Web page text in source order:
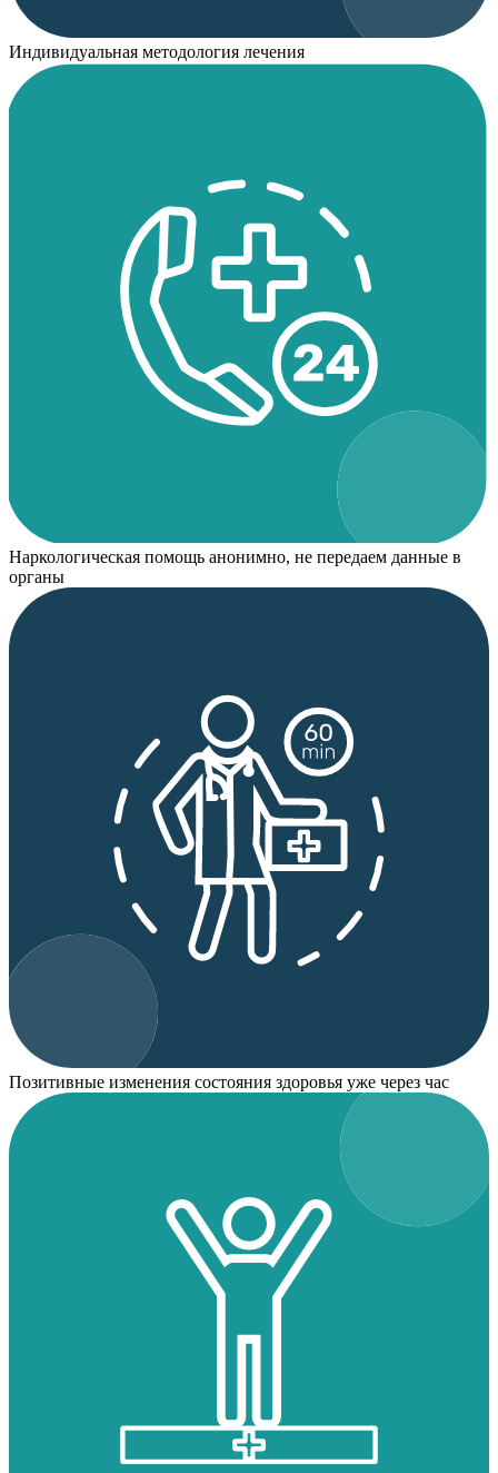
Индивидуальная методология лечения
Наркологическая помощь анонимно, не передаем данные в
органы
Позитивные изменения состояния здоровья уже через час